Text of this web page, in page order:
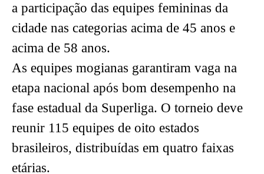
a participação das equipes femininas da
cidade nas categorias acima de 45 anos e
acima de 58 anos.
As equipes mogianas garantiram vaga na
etapa nacional após bom desempenho na
fase estadual da Superliga. O torneio deve
reunir 115 equipes de oito estados
brasileiros, distribuídas em quatro faixas
etárias.